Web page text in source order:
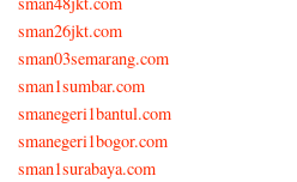
sman26jkt.com
sman03semarang.com
sman1sumbar.com
smanegeri1bantul.com
smanegeri1bogor.com
sman1surabaya.com